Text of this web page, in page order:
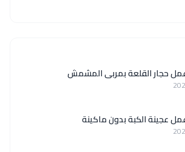
حجار القلعة بمربى المشمش
عجينة الكبة بدون ماكينة